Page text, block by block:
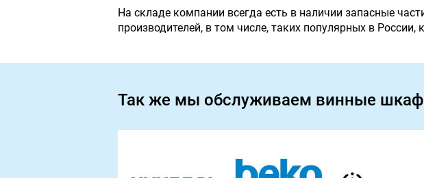
На складе компании всегда есть в наличии запасные
производителей, в том числе, таких популярных в России,
Так же мы обслуживаем винные